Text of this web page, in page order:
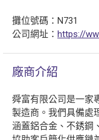
攤位號碼：N731
公司網址： https://
廠商介紹
舜富有限公司是一家
製造商。我們具備處
涵蓋鋁合金、不銹鋼